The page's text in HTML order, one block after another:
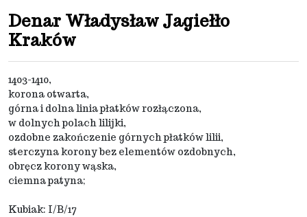
Denar Władysław Jagiełło
Kraków
1403-1410,
korona otwarta,
górna i dolna linia płatków rozłączona,
w dolnych polach lilijki,
ozdobne zakończenie górnych płatków lilii,
sterczyna korony bez elementów ozdobnych,
obręcz korony wąska,
ciemna patyna;
Kubiak: I/B/17